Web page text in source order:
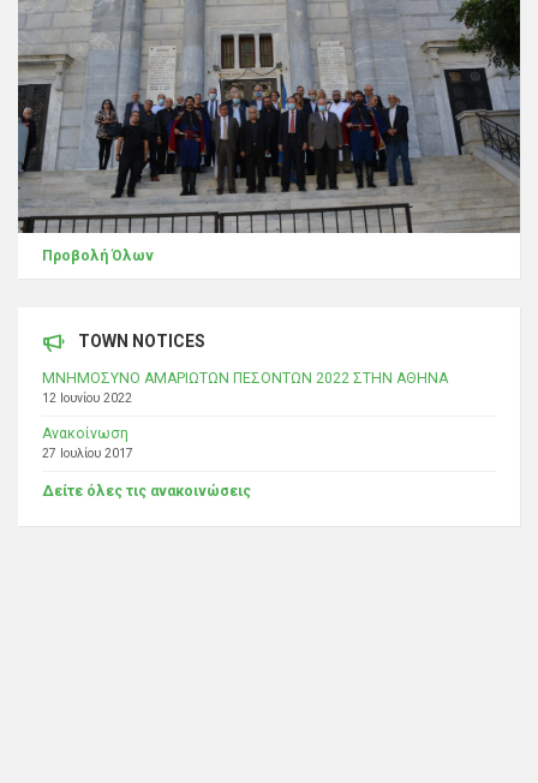
Προβολή Όλων
TOWN NOTICES
ΜΝΗΜΟΣΥΝΟ ΑΜΑΡΙΩΤΩΝ ΠΕΣΟΝΤΩΝ 2022 ΣΤΗΝ ΑΘΗΝΑ
12 Ιουνίου 2022
Ανακοίνωση
27 Ιουλίου 2017
Δείτε όλες τις ανακοινώσεις